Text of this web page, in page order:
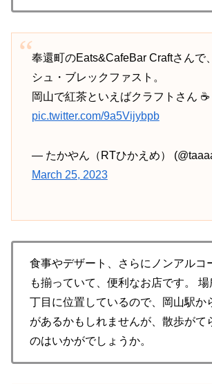
奉還町のEats&CafeBar Craftさんで
シュ・ブレックファスト。
岡山で紅茶といえばクラフトさん ☕
pic.twitter.com/9a5Vijybpb
— たかやん（RTひかえめ）
March 25, 2023
食事やデザート、さらにノンアルコ
も揃っていて、便利なお店です。
丁目に位置しているので、岡山駅か
があるかもしれませんが、散歩がて
のはいかがでしょうか。